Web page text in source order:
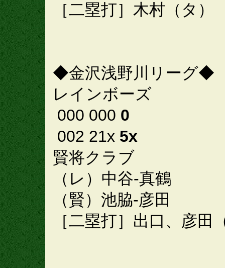
［二塁打］木村（タ）
◆金沢浅野川リーグ◆
レインボーズ
000 000 0
002 21x 5x
賢将クラブ
（レ）中谷-真鶴
（賢）池脇-彦田
［二塁打］出口、彦田